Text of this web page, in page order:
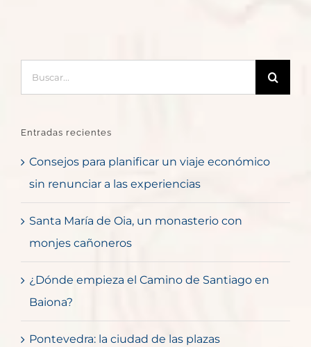
Entradas recientes
Consejos para planificar un viaje económico
sin renunciar a las experiencias
Santa María de Oia, un monasterio con
monjes cañoneros
¿Dónde empieza el Camino de Santiago en
Baiona?
Pontevedra: la ciudad de las plazas